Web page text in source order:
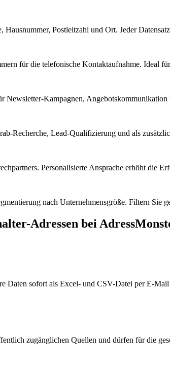
Hausnummer, Postleitzahl und Ort. Jeder
für die telefonische Kontaktaufnahme. Ideal
Newsletter-Kampagnen,
Recherche, Lead-Qualifizierung und als
Personalisierte Ansprache erhöht die
nach Unternehmensgröße. Filtern
-Adressen bei
Daten sofort als Excel- und CSV-Datei per E-
zugänglichen Quellen und dürfen für die